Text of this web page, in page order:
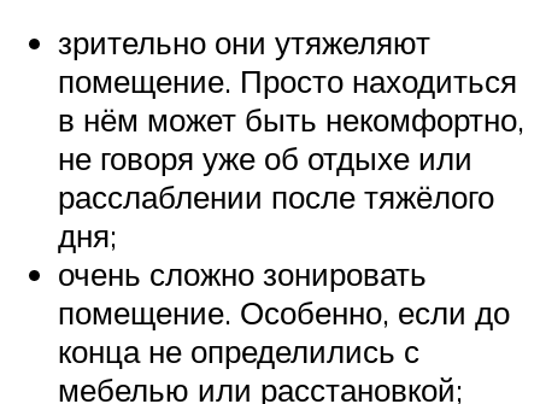
зрительно они утяжеляют
помещение. Просто находиться
в нём может быть некомфортно,
не говоря уже об отдыхе или
расслаблении после тяжёлого
дня;
очень сложно зонировать
помещение. Особенно, если до
конца не определились с
мебелью или расстановкой;